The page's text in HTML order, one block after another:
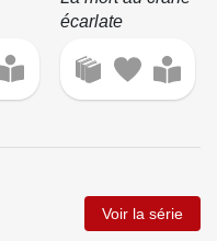
écarlate
Voir la série